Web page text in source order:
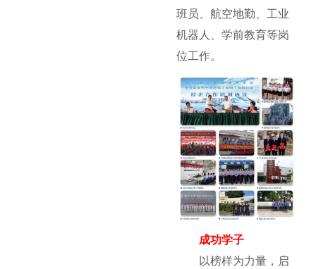
班员、航空地勤、工业
机器人、学前教育等岗
位工作。
成功学子
以榜样为力量，启